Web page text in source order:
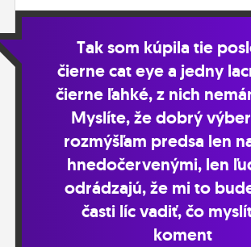
ČINŽIAK
FÓRUM
STATUSY
BLOGY
OBRÁZKY
ĽUDIA
Tak som kúpila tie
čierne cat eye a jedny
čierne ľahké, z nich
Myslíte, že dobrý
rozmýšľam predsa len
hnedočervenými, len
odrádzajú, že mi to
časti líc vadiť, čo
koment